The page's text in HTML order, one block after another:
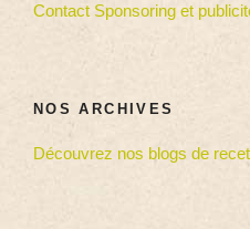
Contact Sponsoring et
NOS ARCHIVES
Découvrez nos blogs de